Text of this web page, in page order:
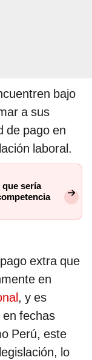
bajo
a sus
de pago en
laboral.
que sería
extra que
en
, y es
fechas
Perú, este
lo